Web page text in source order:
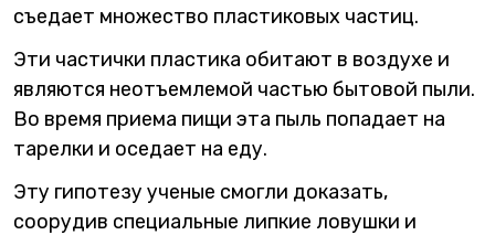
съедает множество пластиковых частиц.
Эти частички пластика обитают в воздухе и
являются неотъемлемой частью бытовой пыли.
Во время приема пищи эта пыль попадает на
тарелки и оседает на еду.
Эту гипотезу ученые смогли доказать,
соорудив специальные липкие ловушки и